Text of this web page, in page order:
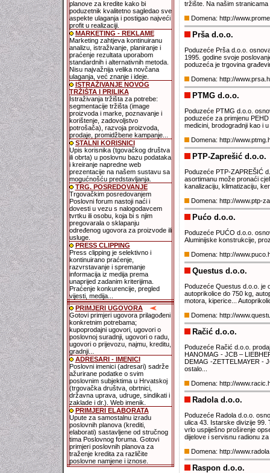
planove za kredite kako bi
poduzetnik kvalitetno sagledao sve
aspekte ulaganja i postigao najveći
profit u realizaciji.
MARKETING - REKLAME
Marketing zahtjeva kontinuiranu
analizu, istraživanje, planiranje i
praćenje rezultata uporabom
standardnih i alternativnih metoda.
Nisu najvažnija velika novčana
ulaganja, već znanje i ideje.
ISTRAŽIVANJE NOVOG
TRŽIŠTA I PRILIKA
Istraživanja tržišta za potrebe:
segmentacije tržišta (image
proizvoda i marke, poznavanje i
korištenje, zadovoljstvo
potrošača), razvoja proizvoda,
prodaje, promidžbene kampanje...
STALNI KORISNICI
Upis korisnika (tgovačkog društva
ili obrta) u poslovnu bazu podataka
i kreiranje napredne web
prezentacije na našem sustavu sa
mogućnošću predstavljanja.
TRG. POSREDOVANJE
Trgovačkim posredovanjem
Poslovni forum nastoji naći i
dovesti u vezu s nalogodavcem
tvrtku ili osobu, koja bi s njim
pregovarala o sklapanju
određenog ugovora za proizvode ili
usluge.
PRESS CLIPPING
Press clipping je selektivno i
kontinuirano praćenje,
razvrstavanje i spremanje
informacija iz medija prema
unaprijed zadanim kriterijima.
Praćenje konkurencije, pregled
vijesti, medija...
PRIMJERI UGOVORA
Gotovi primjeri ugovora prilagođeni
konkretnim potrebama;
kupoprodajni ugovori, ugovori o
poslovnoj suradnji, ugovori o radu,
ugovori o prijevozu, najmu, kreditu,
gradnji...
ADRESARI - IMENICI
Poslovni imenici (adresari) sadrže
ažurirane podatke o svim
poslovnim subjektima u Hrvatskoj
(trgovačka društva, obrtnici,
državna uprava, udruge, sindikati i
zaklade i dr.). Web imenik.
PRIMJERI ELABORATA
Upute za samostalnu izradu
poslovnih planova (krediti,
elaborati) sastavljene od stručnog
tima Poslovnog foruma. Gotovi
primjeri poslovnih planova za
traženje kredita za različite
poslovne namjene i iznose.
tržište. Na našim
Domena: http://
Prša d.o.o.
Poduzeće Prša d.o.o.
1995. godine svoje
poduzeća je trgovina
Domena: http://
PTMG d.o.o.
Poduzeće PTMG d.o.o.
poduzeće za primjenu
medicini, brodogradnji kao i
Domena: http://
PTP-Zaprešić d.o.o.
Poduzeće PTP-ZAPREŠIĆ
asortimanu može pronaći
kanalizaciju, klimatizaciju,
Domena: http://www.ptp-
Pućo d.o.o.
Poduzeće PUĆO d.o.o.
Aluminijske konstrukcije,
Domena: http://
Questus d.o.o.
Poduzeće Questus d.o.o. je
autoprikolice do 750 kg,
motora, kiperice...
Domena: http://
Račić d.o.o.
Poduzeće Račić d.o.o.
HANOMAG - JCB –
DEMAG -ZETTELMAYER -
ostalo...
Domena: http://
Radola d.o.o.
Poduzeće Radola d.o.o.
ulica 43. Istarske divizije 99.
vrlo uspiješno proširenje
dijelove i servisnu radionu
Domena: http://
Raspon d.o.o.